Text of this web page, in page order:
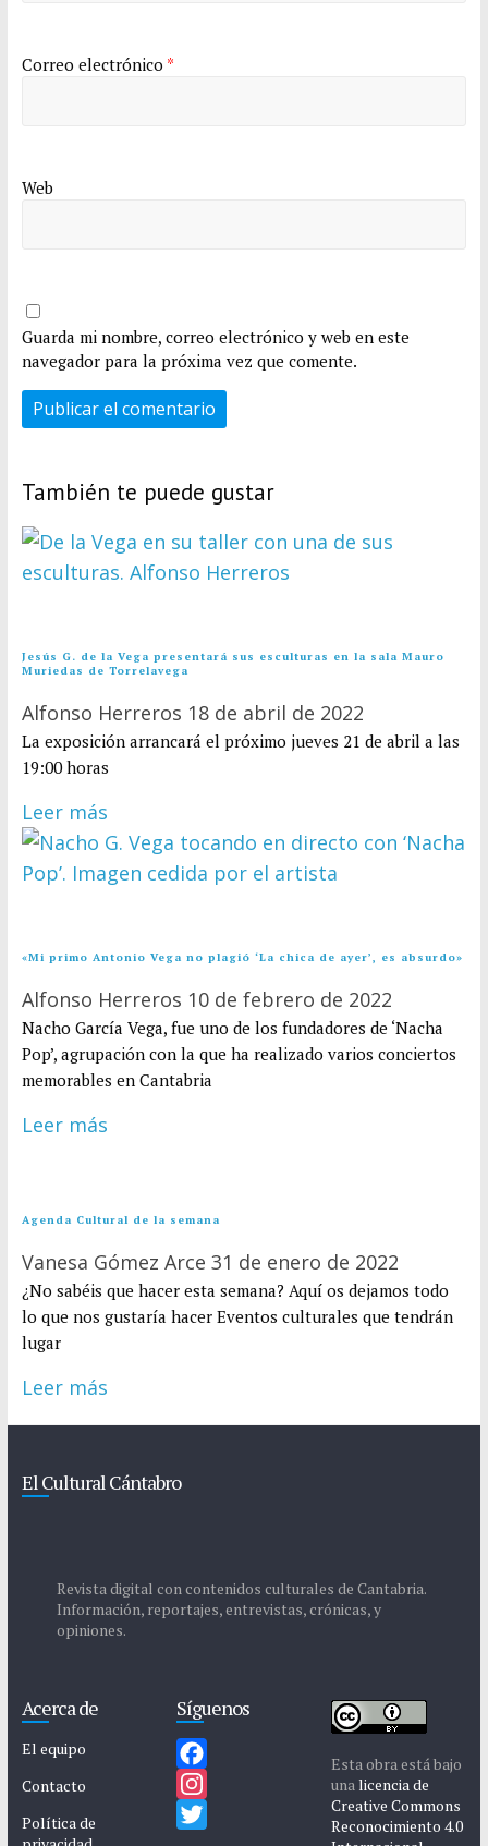
Correo electrónico *
Web
Guarda mi nombre, correo electrónico y web en este
navegador para la próxima vez que comente.
También te puede gustar
Jesús G. de la Vega presentará sus esculturas en la sala Mauro
Muriedas de Torrelavega
Alfonso Herreros 18 de abril de 2022
La exposición arrancará el próximo jueves 21 de abril a las
19:00 horas
Leer más
«Mi primo Antonio Vega no plagió ‘La chica de ayer’, es absurdo»
Alfonso Herreros 10 de febrero de 2022
Nacho García Vega, fue uno de los fundadores de ‘Nacha
Pop’, agrupación con la que ha realizado varios conciertos
memorables en Cantabria
Leer más
Agenda Cultural de la semana
Vanesa Gómez Arce 31 de enero de 2022
¿No sabéis que hacer esta semana? Aquí os dejamos todo
lo que nos gustaría hacer Eventos culturales que tendrán
lugar
Leer más
El Cultural Cántabro
Revista digital con contenidos culturales de Cantabria.
Información, reportajes, entrevistas, crónicas, y
opiniones.
Acerca de
El equipo
Contacto
Política de
Síguenos
F
a
I
Esta obra está bajo
unalicencia de
Creative Commons
Reconocimiento 4.0